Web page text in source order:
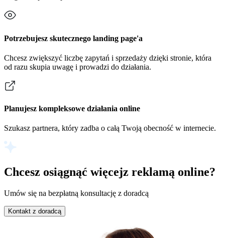
Potrzebujesz skutecznego landing page'a
Chcesz zwiększyć liczbę zapytań i sprzedaży dzięki stronie, która
od razu skupia uwagę i prowadzi do działania.
Planujesz kompleksowe działania online
Szukasz partnera, który zadba o całą Twoją obecność w internecie.
Chcesz osiągnąć więcejz reklamą online?
Umów się na bezpłatną konsultację z doradcą
Kontakt z doradcą